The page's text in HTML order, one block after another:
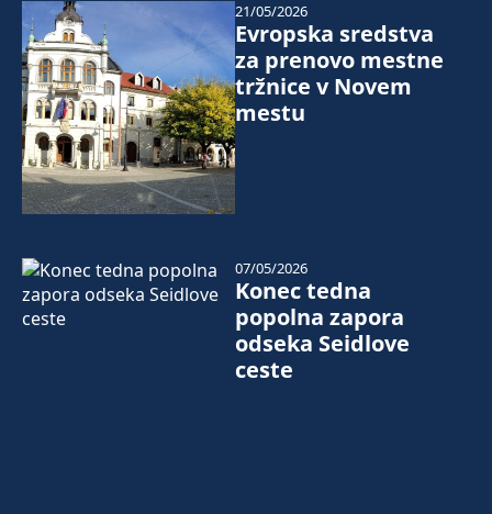
Evropska sredstva
za prenovo mestne
tržnice v Novem
mestu
21/05/2026
Konec tedna
popolna zapora
odseka Seidlove
ceste
07/05/2026